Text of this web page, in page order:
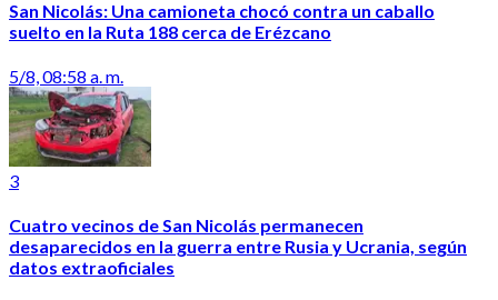
San Nicolás: Una camioneta chocó contra un caballo
suelto en la Ruta 188 cerca de Erézcano
5/8, 08:58 a. m.
3
Cuatro vecinos de San Nicolás permanecen
desaparecidos en la guerra entre Rusia y Ucrania, según
datos extraoficiales